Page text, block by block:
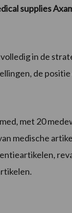
supplies
in de
de
met 20
medische